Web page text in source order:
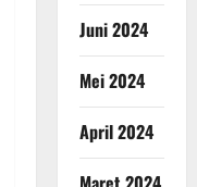
Juni 2024
Mei 2024
April 2024